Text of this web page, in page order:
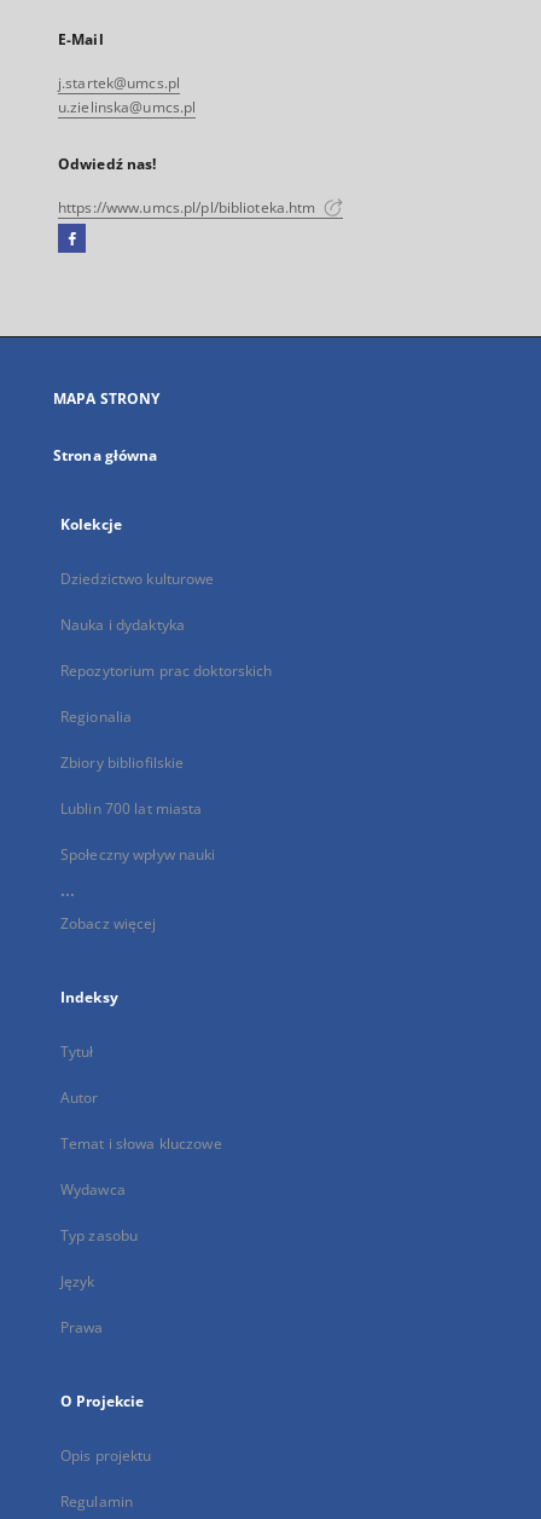
E-Mail
j.startek@umcs.pl
u.zielinska@umcs.pl
Odwiedź nas!
https://www.umcs.pl/pl/biblioteka.htm
Facebook
się
karcie
MAPA STRONY
Strona główna
Kolekcje
Dziedzictwo kulturowe
Nauka i dydaktyka
Repozytorium prac doktorskich
Regionalia
Zbiory bibliofilskie
Lublin 700 lat miasta
Społeczny wpływ nauki
...
Zobacz więcej
Indeksy
Tytuł
Autor
Temat i słowa kluczowe
Wydawca
Typ zasobu
Język
Prawa
O Projekcie
Opis projektu
Regulamin